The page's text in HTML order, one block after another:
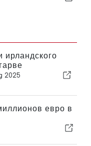
ирландского
2025
евро в